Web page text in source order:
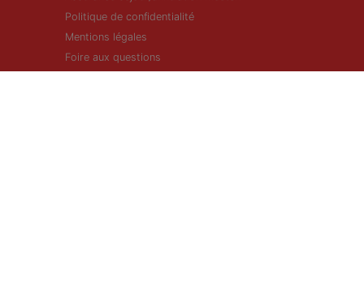
Politique de confidentialité
Mentions légales
Foire aux questions